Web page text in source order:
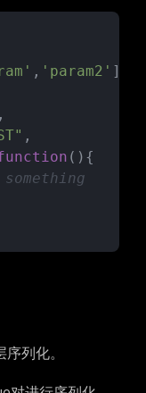
, 'param2' ]};
,
( ) {
列化。